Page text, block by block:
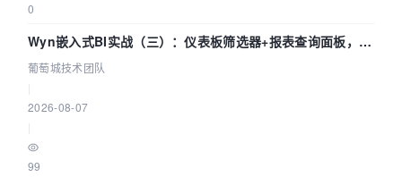
0
Wyn嵌入式BI实战（三）：仪表板筛选器+报表查询面板，参
数联动全闭环
葡萄城技术团队
2026-08-07
99